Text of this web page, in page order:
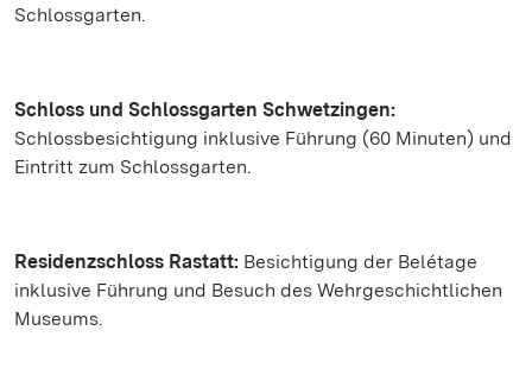
Schlossgarten.
Schloss und Schlossgarten Schwetzingen:
Schlossbesichtigung inklusive Führung (60 Minuten) und
Eintritt zum Schlossgarten.
Residenzschloss Rastatt: Besichtigung der Belétage
inklusive Führung und Besuch des Wehrgeschichtlichen
Museums.